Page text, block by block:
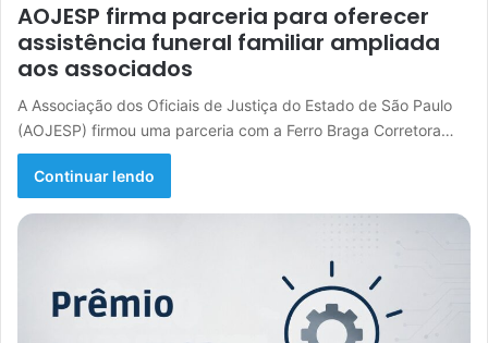
AOJESP firma parceria para oferecer
assistência funeral familiar ampliada
aos associados
A Associação dos Oficiais de Justiça do Estado de São Paulo
(AOJESP) firmou uma parceria com a Ferro Braga Corretora…
Continuar lendo